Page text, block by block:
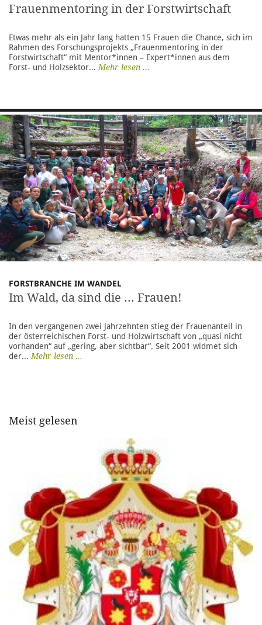
Frauenmentoring in der Forstwirtschaft
Etwas mehr als ein Jahr lang hatten 15 Frauen die Chance, sich im
Rahmen des Forschungsprojekts „Frauenmentoring in der
Forstwirtschaft“ mit Mentor*innen – Expert*innen aus dem
Forst- und Holzsektor... Mehr lesen ...
FORSTBRANCHE IM WANDEL
Im Wald, da sind die ... Frauen!
In den vergangenen zwei Jahrzehnten stieg der Frauenanteil in
der österreichischen Forst- und Holzwirtschaft von „quasi nicht
vorhanden“ auf „gering, aber sichtbar“. Seit 2001 widmet sich
der... Mehr lesen ...
Meist gelesen